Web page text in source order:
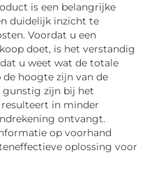
is een belangrijke
duidelijk inzicht te
Voordat u een
doet, is het verstandig
u weet wat de totale
de hoogte zijn van de
gunstig zijn bij het
in minder
ontvangt.
op voorhand
oplossing voor